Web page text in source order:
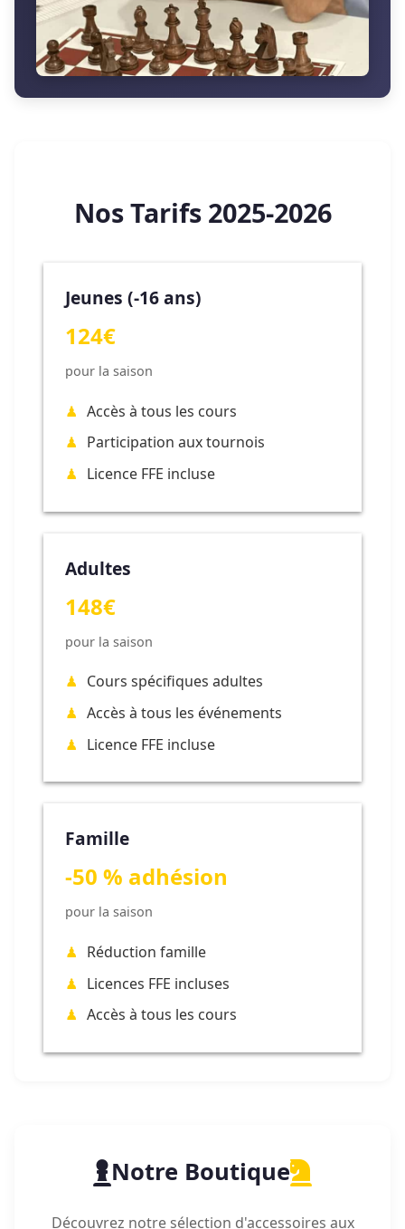
Nos Tarifs 2025-2026
Jeunes (-16 ans)
124€
pour la saison
Accès à tous les cours
Participation aux tournois
Licence FFE incluse
Adultes
148€
pour la saison
Cours spécifiques adultes
Accès à tous les événements
Licence FFE incluse
Famille
-50 % adhésion
pour la saison
Réduction famille
Licences FFE incluses
Accès à tous les cours
Notre Boutique
Découvrez notre sélection d'accessoires aux